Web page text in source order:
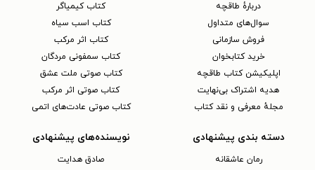
دربارهٔ طاقچه
سوال‌های متداول
فروش سازمانی
خرید کتابخوان
اپلیکیشن کتاب طاقچه
هدیه اشتراک بی‌نهایت
مجلهٔ معرفی و نقد کتاب
کتاب کیمیاگر
کتاب اسب سیاه
کتاب اثر مرکب
کتاب سمفونی مردگان
کتاب صوتی ملت عشق
کتاب صوتی اثر مرکب
کتاب صوتی عادت‌های اتمی
دسته بندی پیشنهادی
رمان عاشقانه
نویسنده‌های پیشنهادی
صادق هدایت